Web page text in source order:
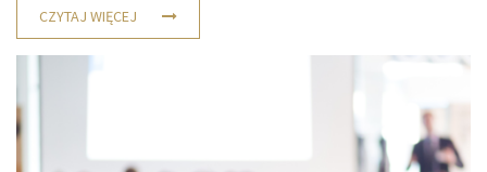
CZYTAJ WIĘCEJ